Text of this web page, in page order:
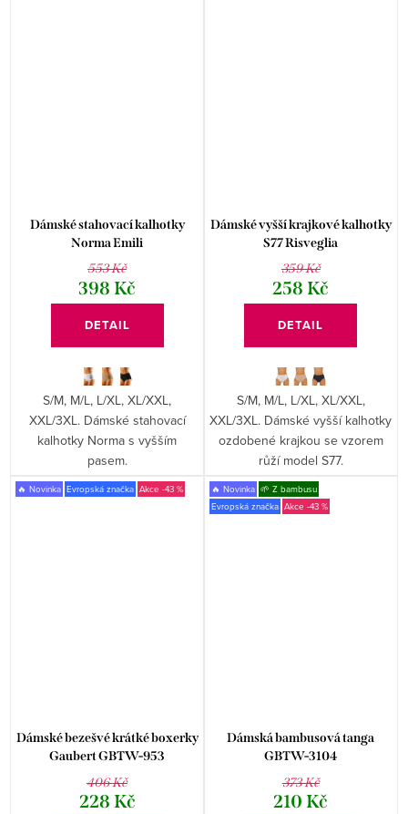
Dámské stahovací kalhotky
Norma Emili
553 Kč
398 Kč
DETAIL
S/M, M/L, L/XL, XL/XXL,
XXL/3XL. Dámské stahovací
kalhotky Norma s vyšším
pasem.
Dámské vyšší krajkové kalhotky
S77 Risveglia
359 Kč
258 Kč
DETAIL
S/M, M/L, L/XL, XL/XXL,
XXL/3XL. Dámské vyšší kalhotky
ozdobené krajkou se vzorem
růží model S77.
🔥 Novinka Evropská značka -43 %
Dámské bezešvé krátké boxerky
Gaubert GBTW-953
406 Kč
228 Kč
🔥 Novinka 🌱 Z bambusu
Evropská značka
-43 %
Dámská bambusová tanga
GBTW-3104
373 Kč
210 Kč